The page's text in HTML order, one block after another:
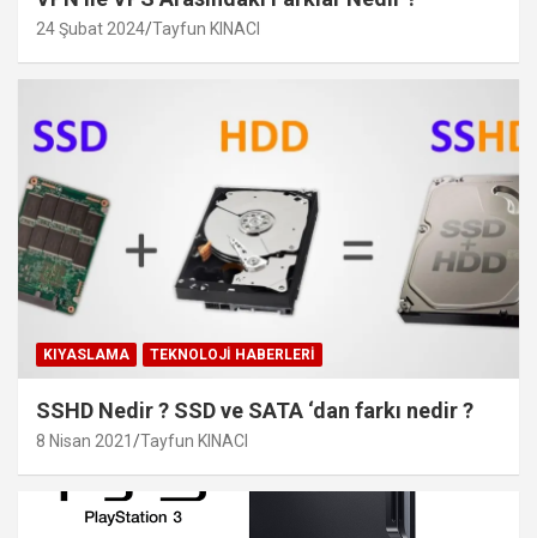
24 Şubat 2024 Tayfun KINACI
KIYASLAMA TEKNOLOJI HABERLERI
SSHD Nedir ? SSD ve SATA ‘dan farkı nedir ?
8 Nisan 2021 Tayfun KINACI